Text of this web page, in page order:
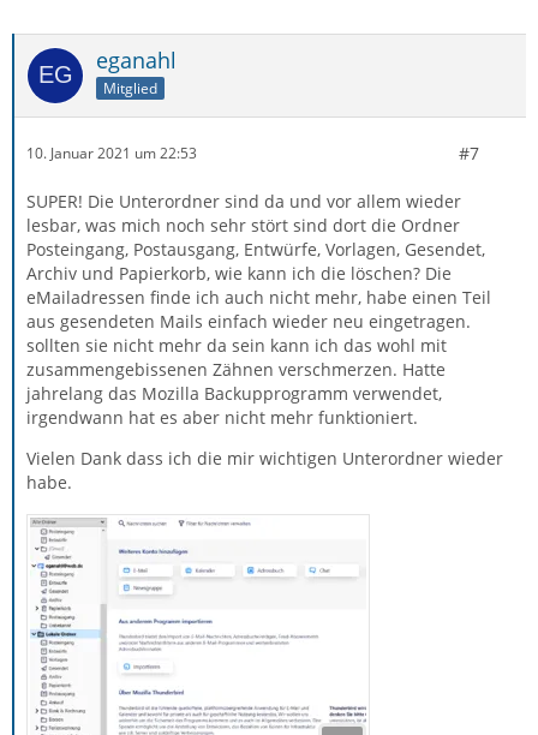
eganahl
Mitglied
10. Januar 2021 um 22:53 #7
SUPER! Die Unterordner sind da und vor allem wieder
lesbar, was mich noch sehr stört sind dort die Ordner
Posteingang, Postausgang, Entwürfe, Vorlagen, Gesendet,
Archiv und Papierkorb, wie kann ich die löschen? Die
eMailadressen finde ich auch nicht mehr, habe einen Teil
aus gesendeten Mails einfach wieder neu eingetragen.
sollten sie nicht mehr da sein kann ich das wohl mit
zusammengebissenen Zähnen verschmerzen. Hatte
jahrelang das Mozilla Backupprogramm verwendet,
irgendwann hat es aber nicht mehr funktioniert.
Vielen Dank dass ich die mir wichtigen Unterordner wieder
habe.